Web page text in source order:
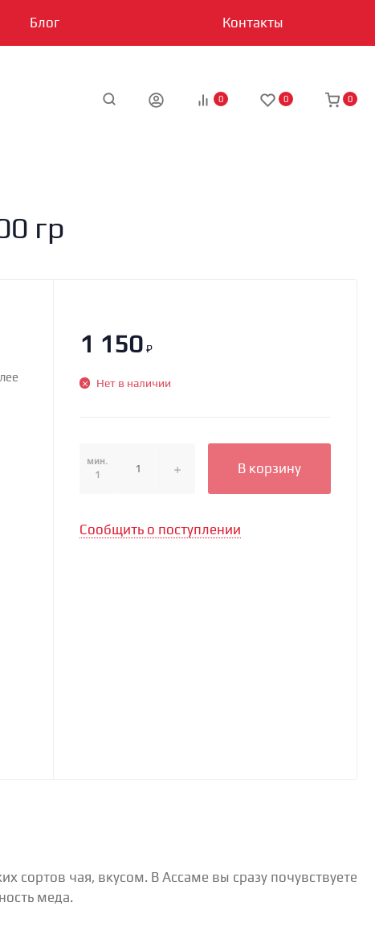
Блог Контакты
0 0 0
гр
1 150 ₽
Нет в наличии
мин.
1
В корзину
Сообщить о поступлении
сортов чая, вкусом. В Ассаме вы сразу почувствуете
меда.